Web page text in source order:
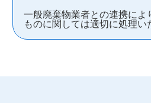
一般廃棄物業者との連携によ
ものに関しては適切に処理い